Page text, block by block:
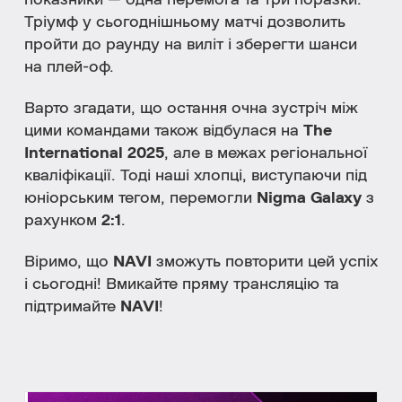
Тріумф у сьогоднішньому матчі дозволить
пройти до раунду на виліт і зберегти шанси
на плей-оф.
Варто згадати, що остання очна зустріч між
цими командами також відбулася на The
International 2025, але в межах регіональної
кваліфікації. Тоді наші хлопці, виступаючи під
юніорським тегом, перемогли Nigma Galaxy з
рахунком 2:1 .
Віримо, що NAVI зможуть повторити цей успіх
і сьогодні! Вмикайте пряму трансляцію та
підтримайте NAVI !